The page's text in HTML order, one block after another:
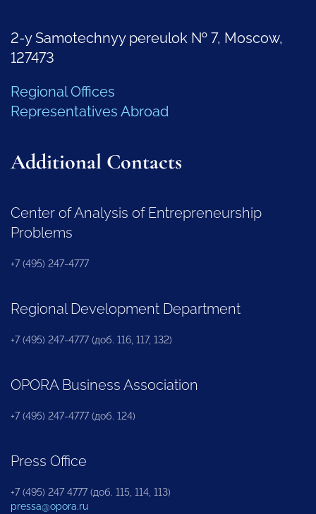
2-y Samotechnyy pereulok № 7, Moscow,
127473
Regional Offices
Representatives Abroad
Additional Contacts
Center of Analysis of Entrepreneurship
Problems
+7 (495) 247-4777
Regional Development Department
+7 (495) 247-4777 (доб. 116, 117, 132)
OPORA Business Association
+7 (495) 247-4777 (доб. 124)
Press Office
+7 (495) 247 4777 (доб. 115, 114, 113)
pressa@opora.ru